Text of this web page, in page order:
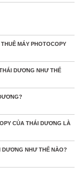
MÁY PHOTOCOPY
DƯƠNG NHƯ THẾ
CỦA THÁI DƯƠNG LÀ
NHƯ THẾ NÀO?